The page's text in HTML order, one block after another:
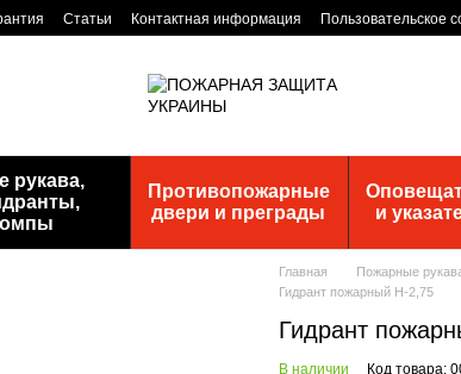
Статьи Контактная информация Пользовательское
рукава,
Противопожарные
двери и преграды
и
Главная Пожарные
Гидрант пожарный Н-2,75
Гидрант
В наличии Код товара: